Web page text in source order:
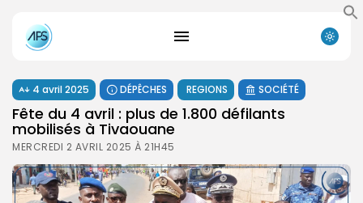
4 avril 2025 DÉPÊCHES REGIONS SOCIÉTÉ
Fête du 4 avril : plus de 1.800 défilants
mobilisés à Tivaouane
MERCREDI 2 AVRIL 2025 À 21H45